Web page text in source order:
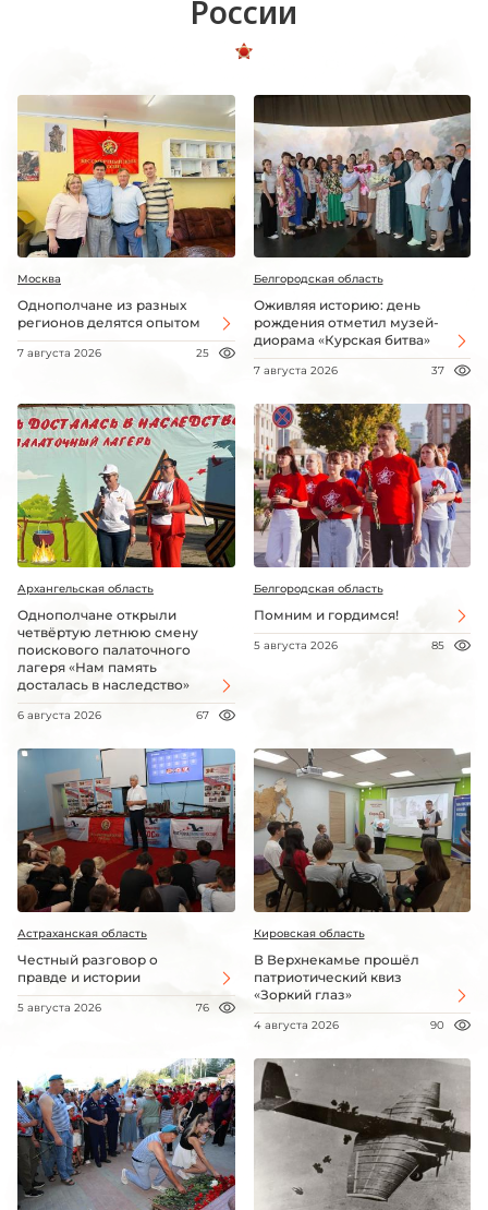
России
Москва
Однополчане из разных
регионов делятся опытом
7 августа 2026 25
Белгородская область
Оживляя историю: день
рождения отметил музей-
диорама «Курская битва»
7 августа 2026 37
Архангельская область
Однополчане открыли
четвёртую летнюю смену
поискового палаточного
лагеря «Нам память
досталась в наследство»
6 августа 2026 67
Белгородская область
Помним и гордимся!
5 августа 2026 85
Астраханская область
Честный разговор о
правде и истории
5 августа 2026 76
Кировская область
В Верхнекамье прошёл
патриотический квиз
«Зоркий глаз»
4 августа 2026 90